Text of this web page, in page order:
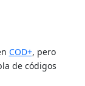
COD+, pero
de códigos